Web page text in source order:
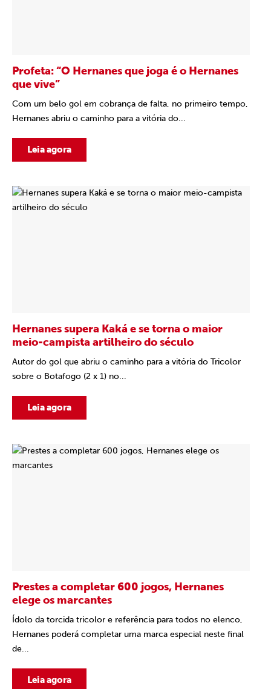
Profeta: “O Hernanes que joga é o Hernanes
que vive”
Com um belo gol em cobrança de falta, no primeiro tempo,
Hernanes abriu o caminho para a vitória do...
Leia agora
Hernanes supera Kaká e se torna o maior
meio-campista artilheiro do século
Autor do gol que abriu o caminho para a vitória do Tricolor
sobre o Botafogo (2 x 1) no...
Leia agora
Prestes a completar 600 jogos, Hernanes
elege os marcantes
Ídolo da torcida tricolor e referência para todos no elenco,
Hernanes poderá completar uma marca especial neste final
de...
Leia agora